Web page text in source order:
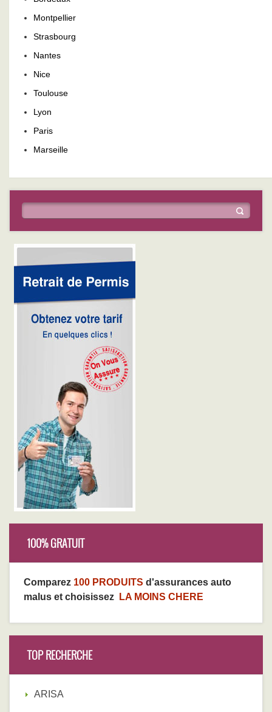
Montpellier
Strasbourg
Nantes
Nice
Toulouse
Lyon
Paris
Marseille
100% GRATUIT
Comparez 100 PRODUITS d'assurances auto
malus et choisissez
LA MOINS CHERE
TOP RECHERCHE
ARISA